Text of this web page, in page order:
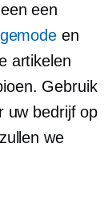
een
en
artikelen
Gebruik
uw bedrijf op
we